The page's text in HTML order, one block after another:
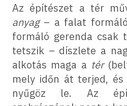
Az építészet a tér
anyag – a falat
formáló gerenda csak
tetszik – díszlete a
alkotás maga a tér
mely időn át terjed, és
nyűgöz le. Az